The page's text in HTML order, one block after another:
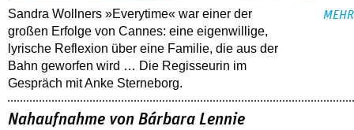
Sandra Wollners »Everytime« war einer der
großen Erfolge von Cannes: eine eigenwillige,
lyrische Reflexion über eine ­Familie, die aus der
Bahn geworfen wird … Die Regisseurin im
Gespräch mit Anke Sterneborg.
MEHR
Nahaufnahme von Bárbara Lennie